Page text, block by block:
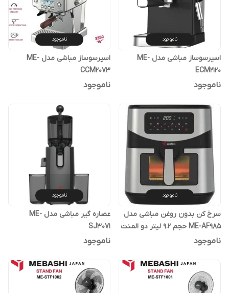
ناموجود
اسپرسوساز مباشی مدل ME-
ECM2120
ناموجود
ناموجود
اسپرسوساز مباشی مدل ME-
CCM2073
ناموجود
ناموجود
سرخ کن بدون روغن مباشی مدل
ME-AF985 حجم 9.2 لیتر دو المنت
ناموجود
ناموجود
عصاره گیر مباشی مدل ME-
SJ3071
ناموجود